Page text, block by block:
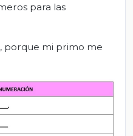
para las
porque mi primo me